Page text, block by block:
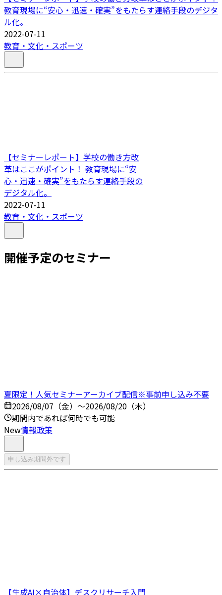
教育現場に“安心・迅速・確実”をもたらす連絡手段のデジタ
ル化。
2022-07-11
教育・文化・スポーツ
【セミナーレポート】学校の働き方改
革はここがポイント！ 教育現場に“安
心・迅速・確実”をもたらす連絡手段の
デジタル化。
2022-07-11
教育・文化・スポーツ
開催予定のセミナー
夏限定！人気セミナーアーカイブ配信※事前申し込み不要
2026/08/07（金）～2026/08/20（木）
期間内であれば何時でも可能
New情報政策
申し込み期間外です
【生成AI×自治体】デスクリサーチ入門